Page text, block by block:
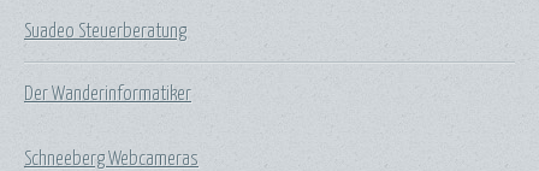
Suadeo Steuerberatung
Der Wanderinformatiker
Schneeberg Webcameras